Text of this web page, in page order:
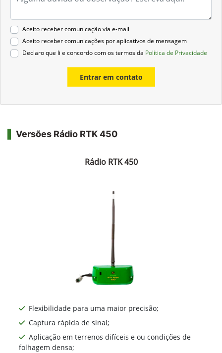
Aceito receber comunicação via e-mail
Aceito receber comunicações por aplicativos de mensagem
Declaro que li e concordo com os termos da Política de Privacidade
Entrar em contato
Versões Rádio RTK 450
Rádio RTK 450
Flexibilidade para uma maior precisão;
Captura rápida de sinal;
Aplicação em terrenos difíceis e ou condições de
folhagem densa;